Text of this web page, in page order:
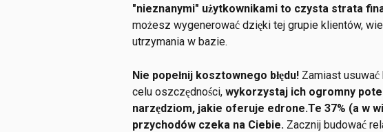
"nieznanymi" użytkownikami to czysta strata
możesz wygenerować dzięki tej grupie klientów,
utrzymania w bazie.
Nie popełnij kosztownego błędu! Zamiast
celu oszczędności, wykorzystaj ich ogromny
narzędziom, jakie oferuje edrone.Te 37% (a w
przychodów czeka na Ciebie. Zacznij budować